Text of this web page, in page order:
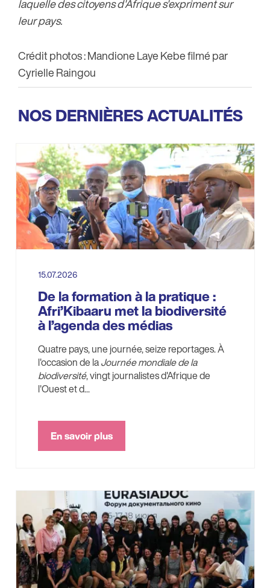
laquelle des citoyens d'Afrique s'expriment sur
leur pays.
Crédit photos : Mandione Laye Kebe filmé par
Cyrielle Raingou
NOS DERNIÈRES ACTUALITÉS
15.07.2026
De la formation à la pratique :
Afri’Kibaaru met la biodiversité
à l’agenda des médias
Quatre pays, une journée, seize reportages. À
l'occasion de laJournée mondiale de la
biodiversité, vingt journalistes d'Afrique de
l'Ouest et d...
En savoir plus